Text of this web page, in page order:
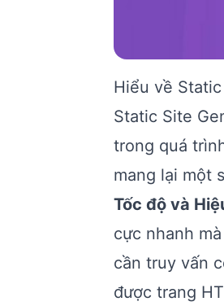
Hiểu về
Static Site
trong quá
mang lại một
Tốc độ và
cực nhanh
cần truy vấn
được trang